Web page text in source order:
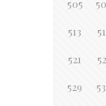
505
513
521
529